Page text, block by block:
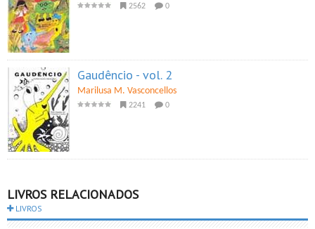
2562 0
Gaudêncio - vol. 2
Marilusa M. Vasconcellos
2241 0
LIVROS RELACIONADOS
LIVROS